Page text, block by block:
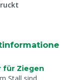
für Ziegen